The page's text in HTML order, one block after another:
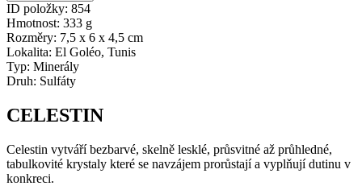
ID položky: 854
Hmotnost: 333 g
Rozměry: 7,5 x 6 x 4,5 cm
Lokalita: El Goléo, Tunis
Typ: Minerály
Druh: Sulfáty
CELESTIN
Celestin vytváří bezbarvé, skelně lesklé, průsvitné až průhledné,
tabulkovité krystaly které se navzájem prorůstají a vyplňují dutinu v
konkreci.